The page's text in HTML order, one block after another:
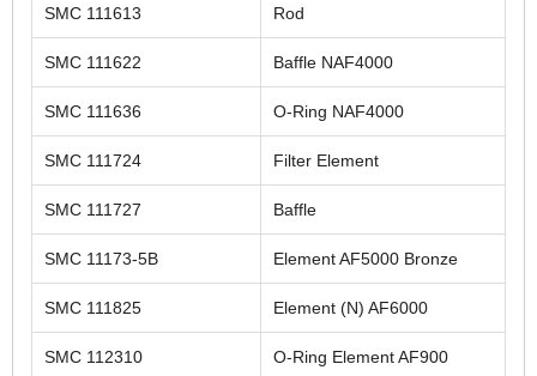
SMC 111613 Rod
SMC 111622 Baffle NAF4000
SMC 111636 O-Ring NAF4000
SMC 111724 Filter Element
SMC 111727 Baffle
SMC 11173-5B Element AF5000 Bronze
SMC 111825 Element (N) AF6000
SMC 112310 O-Ring Element AF900